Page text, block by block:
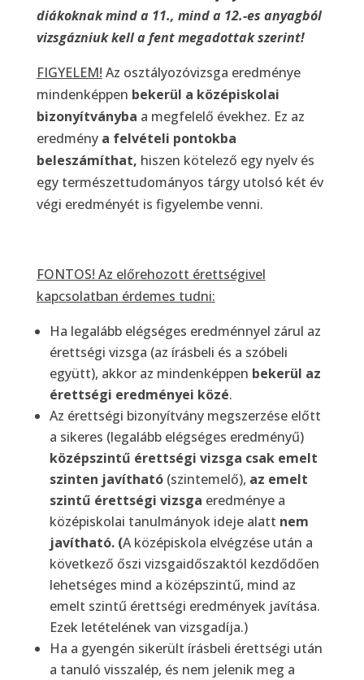
diákoknak mind a 11., mind a 12.-es anyagból
vizsgázniuk kell a fent megadottak szerint!
FIGYELEM! Az osztályozóvizsga eredménye
mindenképpen bekerül a középiskolai
bizonyítványba a megfelelő évekhez. Ez az
eredmény a felvételi pontokba
beleszámíthat, hiszen kötelező egy nyelv és
egy természettudományos tárgy utolsó két év
végi eredményét is figyelembe venni.
FONTOS! Az előrehozott érettségivel
kapcsolatban érdemes tudni:
Ha legalább elégséges eredménnyel zárul az
érettségi vizsga (az írásbeli és a szóbeli
együtt), akkor az mindenképpen bekerül az
érettségi eredményei közé.
Az érettségi bizonyítvány megszerzése előtt
a sikeres (legalább elégséges eredményű)
középszintű érettségi vizsga csak emelt
szinten javítható (szintemelő), az emelt
szintű érettségi vizsga eredménye a
középiskolai tanulmányok ideje alatt nem
javítható. (A középiskola elvégzése után a
következő őszi vizsgaidőszaktól kezdődően
lehetséges mind a középszintű, mind az
emelt szintű érettségi eredmények javítása.
Ezek letételének van vizsgadíja.)
Ha a gyengén sikerült írásbeli érettségi után
a tanuló visszalép, és nem jelenik meg a